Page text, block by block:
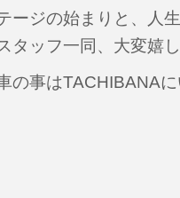
ージの始まりと、人
タッフ一同、大変嬉し
の事はTACHIBANA